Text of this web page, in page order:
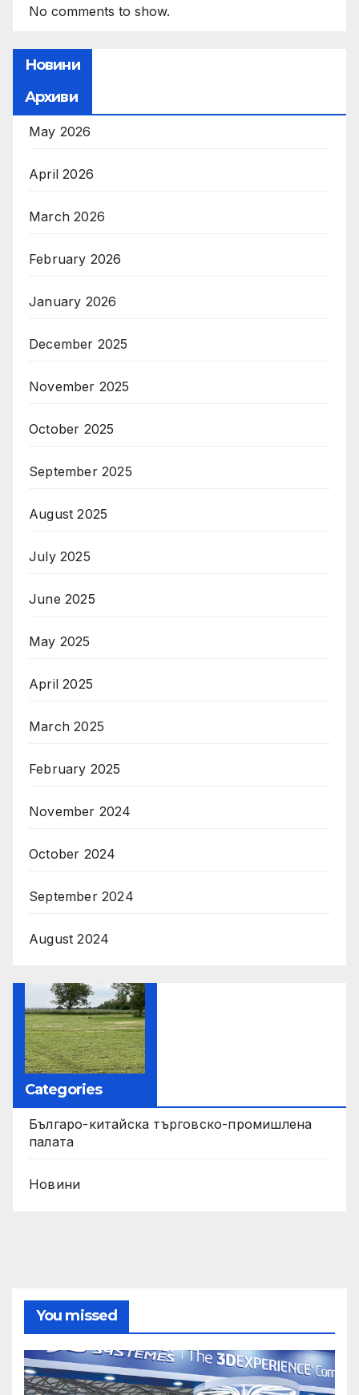
No comments to show.
Новини
Архиви
May 2026
April 2026
March 2026
February 2026
January 2026
December 2025
November 2025
October 2025
September 2025
August 2025
July 2025
June 2025
May 2025
April 2025
March 2025
February 2025
November 2024
October 2024
September 2024
August 2024
Categories
Българо-китайска търговско-промишлена
палата
Новини
You missed